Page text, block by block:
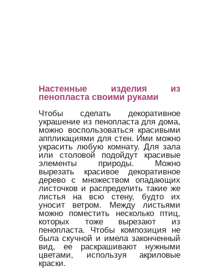
Настенные изделия из
пенопласта своими руками
Чтобы сделать декоративное
украшение из пенопласта для дома,
можно воспользоваться красивыми
аппликациями для стен. Ими можно
украсить любую комнату. Для зала
или столовой подойдут красивые
элементы природы. Можно
вырезать красивое декоративное
дерево с множеством опадающих
листочков и распределить такие же
листья на всю стену, будто их
уносит ветром. Между листьями
можно поместить несколько птиц,
которых тоже вырезают из
пенопласта. Чтобы композиция не
была скучной и имела законченный
вид, ее раскрашивают нужными
цветами, используя акриловые
краски.